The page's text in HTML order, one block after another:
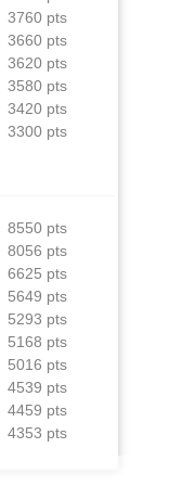
16:11
de presse
15:47
de
3760 pts
3660 pts
3620 pts
3580 pts
3420 pts
3300 pts
8550 pts
8056 pts
6625 pts
5649 pts
5293 pts
5168 pts
5016 pts
4539 pts
4459 pts
4353 pts